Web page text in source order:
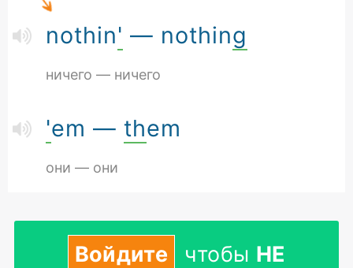
nothin' — nothing
ничего — ничего
'em — them
они — они
Войдите чтобы НЕ